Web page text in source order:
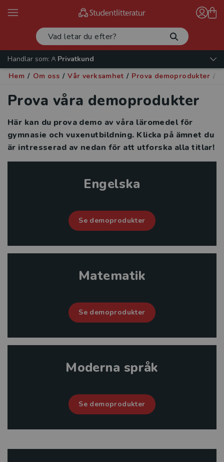
Handlar som:
Privatkund
Hem / Om oss / Vår verksamhet / Prova demoprodukter /
Prova våra demoprodukter
Här kan du prova demo av våra läromedel för
gymnasie och vuxenutbildning. Klicka på ämnet du
är intresserad av nedan för att utforska alla titlar!
Engelska
Se demoprodukter
Matematik
Se demoprodukter
Moderna språk
Se demoprodukter